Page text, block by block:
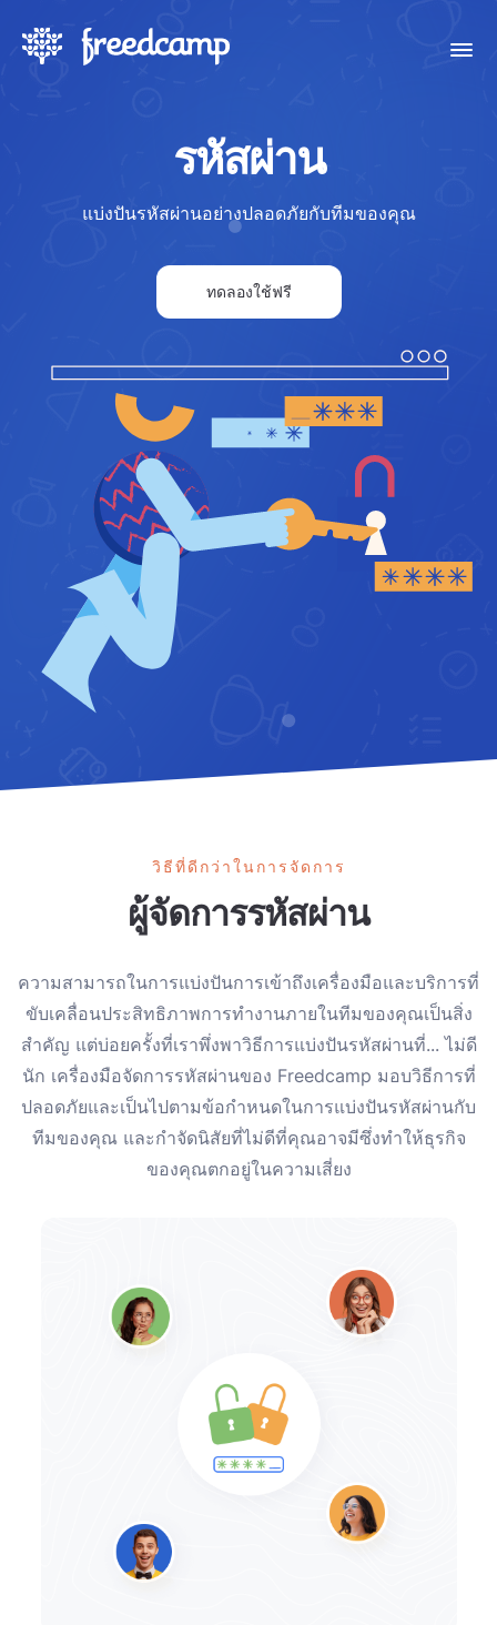
รหัสผ่าน
แบ่งปันรหัสผ่านอย่างปลอดภัยกับทีมของคุณ
ทดลองใช้ฟรี
วิธีที่ดีกว่าในการจัดการ
ผู้จัดการรหัสผ่าน
ความสามารถในการแบ่งปันการเข้าถึงเครื่องมือและบริการที่
ขับเคลื่อนประสิทธิภาพการทำงานภายในทีมของคุณเป็นสิ่ง
สำคัญ แต่บ่อยครั้งที่เราพึ่งพาวิธีการแบ่งปันรหัสผ่านที่... ไม่ดี
นัก เครื่องมือจัดการรหัสผ่านของ Freedcamp มอบวิธีการที่
ปลอดภัยและเป็นไปตามข้อกำหนดในการแบ่งปันรหัสผ่านกับ
ทีมของคุณ และกำจัดนิสัยที่ไม่ดีที่คุณอาจมีซึ่งทำให้ธุรกิจ
ของคุณตกอยู่ในความเสี่ยง